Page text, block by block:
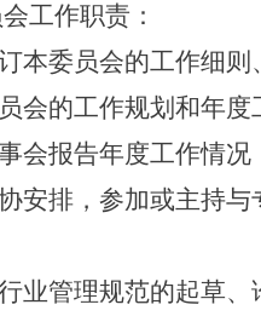
工作职责：
本委员会的工作细
会的工作规划和年
会报告年度工作情况
协安排，参加或主持
业管理规范的起草